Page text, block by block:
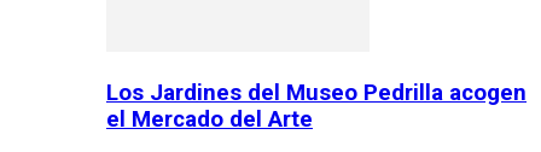
Los Jardines del Museo Pedrilla acogen
el Mercado del Arte